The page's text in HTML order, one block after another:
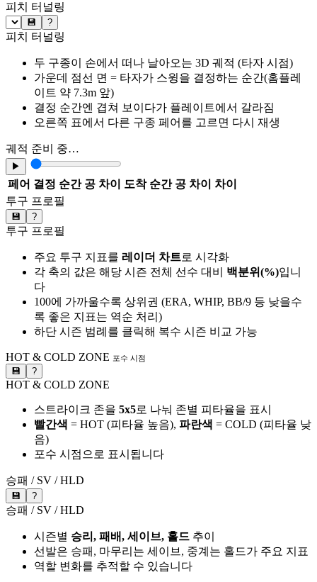
피치 터널링
💾 ?
피치 터널링
두 구종이 손에서 떠나 날아오는 3D 궤적 (타자 시점)
가운데 점선 면 = 타자가 스윙을 결정하는 순간(홈플레
이트 약 7.3m 앞)
결정 순간엔 겹쳐 보이다가 플레이트에서 갈라짐
오른쪽 표에서 다른 구종 페어를 고르면 다시 재생
궤적 준비 중…
▶
페어 결정 순간 공 차이 도착 순간 공 차이
차이
투구 프로필
💾 ?
투구 프로필
주요 투구 지표를 레이더 차트로 시각화
각 축의 값은 해당 시즌 전체 선수 대비 백분위(%)입니
다
100에 가까울수록 상위권 (ERA, WHIP, BB/9 등 낮을수
록 좋은 지표는 역순 처리)
하단 시즌 범례를 클릭해 복수 시즌 비교 가능
HOT & COLD ZONE 포수 시점
💾 ?
HOT & COLD ZONE
스트라이크 존을 5x5로 나눠 존별 피타율을 표시
빨간색 = HOT (피타율 높음), 파란색 = COLD (피타율 낮
음)
포수 시점으로 표시됩니다
승패 / SV / HLD
💾 ?
승패 / SV / HLD
시즌별 승리, 패배, 세이브, 홀드 추이
선발은 승패, 마무리는 세이브, 중계는 홀드가 주요 지표
역할 변화를 추적할 수 있습니다